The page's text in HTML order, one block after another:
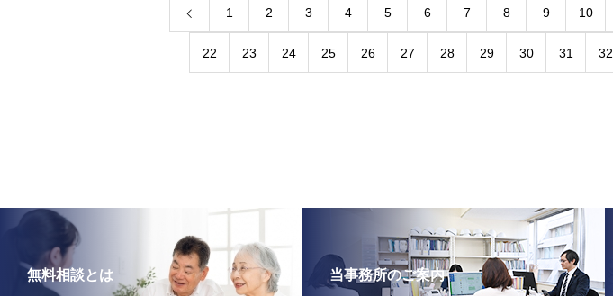
1 2 3 4 5 6 7 8 9 10
22 23 24 25 26 27 28 29 30 31 32
無料相談とは 当事務所のご案内